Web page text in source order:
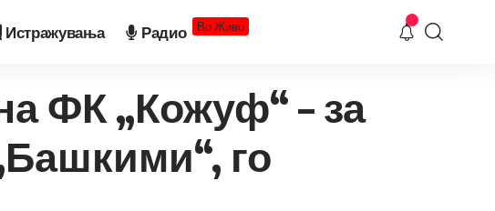
Истражувања Радио Во Живо
ФК „Кожуф“ – за
го